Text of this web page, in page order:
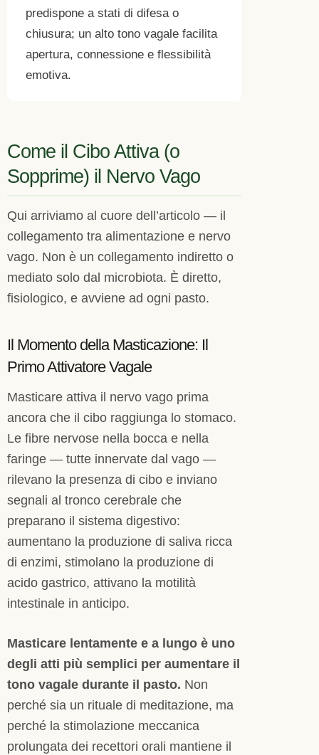
predispone a stati di difesa o
chiusura; un alto tono vagale facilita
apertura, connessione e flessibilità
emotiva.
Come il Cibo Attiva (o
Sopprime) il Nervo Vago
Qui arriviamo al cuore dell’articolo — il
collegamento tra alimentazione e nervo
vago. Non è un collegamento indiretto o
mediato solo dal microbiota. È diretto,
fisiologico, e avviene ad ogni pasto.
Il Momento della Masticazione: Il
Primo Attivatore Vagale
Masticare attiva il nervo vago prima
ancora che il cibo raggiunga lo stomaco.
Le fibre nervose nella bocca e nella
faringe — tutte innervate dal vago —
rilevano la presenza di cibo e inviano
segnali al tronco cerebrale che
preparano il sistema digestivo:
aumentano la produzione di saliva ricca
di enzimi, stimolano la produzione di
acido gastrico, attivano la motilità
intestinale in anticipo.
Masticare lentamente e a lungo è uno
degli atti più semplici per aumentare il
tono vagale durante il pasto. Non
perché sia un rituale di meditazione, ma
perché la stimolazione meccanica
prolungata dei recettori orali mantiene il